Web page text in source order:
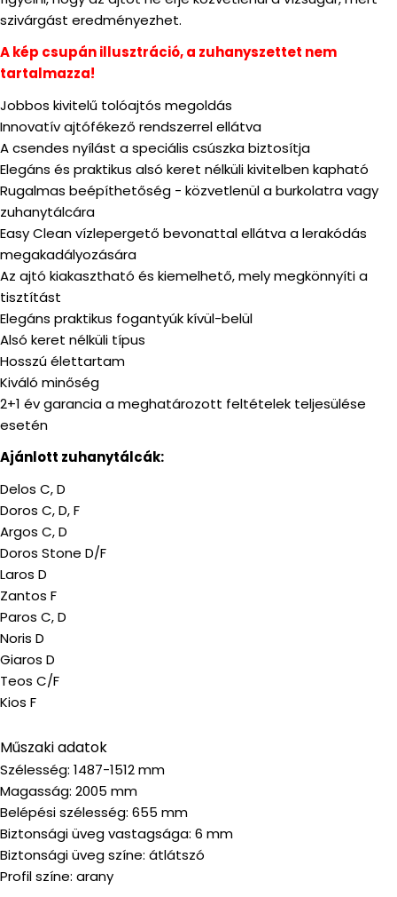
szivárgást eredményezhet.
A kép csupán illusztráció, a zuhanyszettet nem
tartalmazza!
Jobbos kivitelű tolóajtós megoldás
Innovatív ajtófékező rendszerrel ellátva
A csendes nyílást a speciális csúszka biztosítja
Elegáns és praktikus alsó keret nélküli kivitelben kapható
Rugalmas beépíthetőség - közvetlenül a burkolatra vagy
zuhanytálcára
Easy Clean vízlepergető bevonattal ellátva a lerakódás
megakadályozására
Az ajtó kiakasztható és kiemelhető, mely megkönnyíti a
tisztítást
Elegáns praktikus fogantyúk kívül-belül
Alsó keret nélküli típus
Hosszú élettartam
Kiváló minőség
2+1 év garancia a meghatározott feltételek teljesülése
esetén
Ajánlott zuhanytálcák:
Delos C, D
Doros C, D, F
Argos C, D
Doros Stone D/F
Laros D
Zantos F
Paros C, D
Noris D
Giaros D
Teos C/F
Kios F
Műszaki adatok
Szélesség: 1487-1512 mm
Magasság: 2005 mm
Belépési szélesség: 655 mm
Biztonsági üveg vastagsága: 6 mm
Biztonsági üveg színe: átlátszó
Profil színe: arany